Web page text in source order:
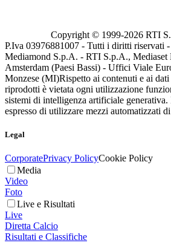
Copyright © 1999-2026 RTI
P.Iva 03976881007 - Tutti i diritti riservati
Mediamond S.p.A. - RTI S.p.A., Mediaset
Amsterdam (Paesi Bassi) - Uffici Viale
Monzese (MI)Rispetto ai contenuti e ai
riprodotti è vietata ogni utilizzazione
sistemi di intelligenza artificiale
espresso di utilizzare mezzi automatizzati
Legal
CorporatePrivacy PolicyCookie Policy
Media
Video
Foto
Live e Risultati
Live
Diretta Calcio
Risultati e Classifiche